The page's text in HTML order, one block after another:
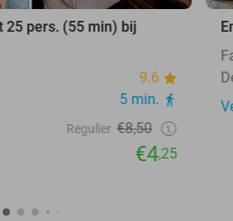
25 pers. (55 min) bij
9.6
5 min.
Regulier €8,50
€4,25